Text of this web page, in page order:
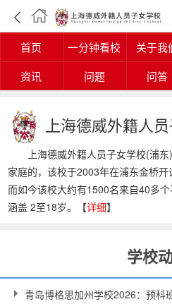
首页 一分钟看校 关于我
资讯
问题 问答
上海德威外籍人
上海德威外籍人员子女学校(浦
家庭的，该校于2003年在浦东金桥开
而如今该校大约有1500名来自40多
涵盖 2至18岁。【详细】
学校
青岛博格思加州学校2026：预科